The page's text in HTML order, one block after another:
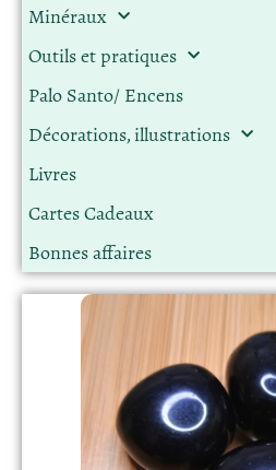
Minéraux
Outils et pratiques
Palo Santo/ Encens
Décorations, illustrations
Livres
Cartes Cadeaux
Bonnes affaires